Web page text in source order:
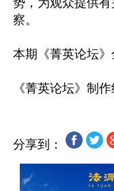
势，为观众提供
察。
本期《菁英论坛》
分享到：